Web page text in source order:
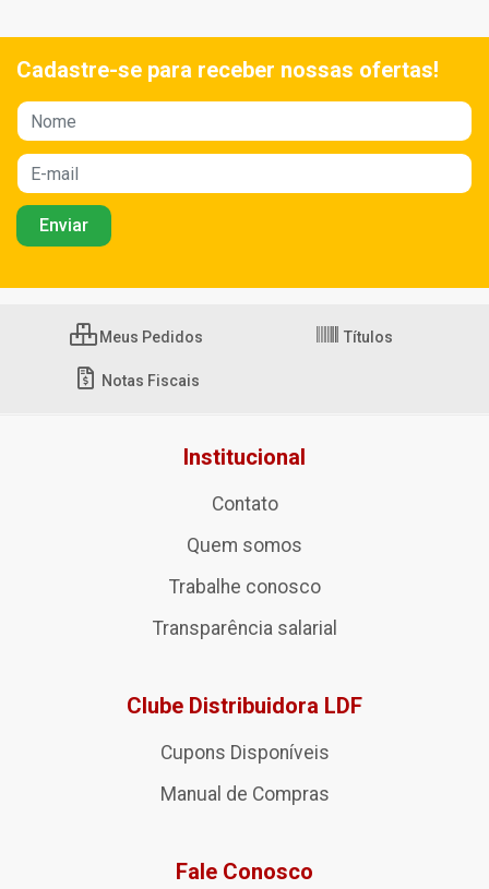
Cadastre-se para receber nossas ofertas!
Meus Pedidos Títulos
Notas Fiscais
Institucional
Contato
Quem somos
Trabalhe conosco
Transparência salarial
Clube Distribuidora LDF
Cupons Disponíveis
Manual de Compras
Fale Conosco